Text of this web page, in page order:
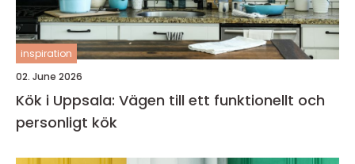
inspiration
02. June 2026
Kök i Uppsala: Vägen till ett funktionellt och
personligt kök